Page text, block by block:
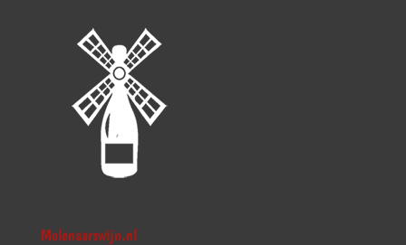
Molenaarswijn.nl